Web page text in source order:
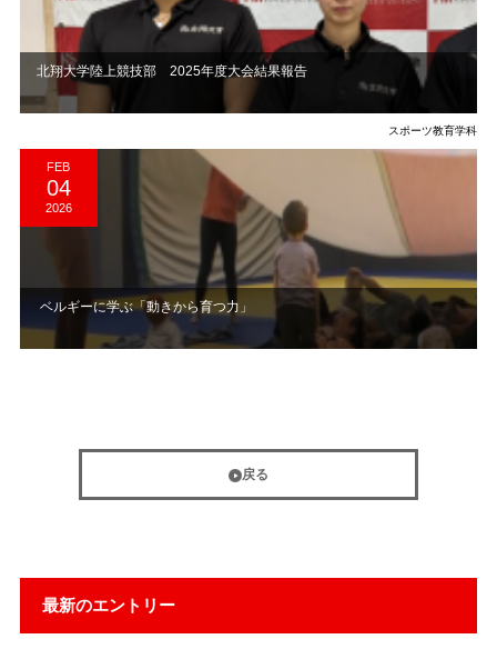
最新のエントリー
​北翔大学陸上競技部 2025年度大会結果報告
スポーツ教育学科
FEB
04
2026
​ ベルギーに学ぶ「動きから育つ力」
戻る